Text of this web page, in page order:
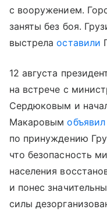
с вооружением.
заняты без боя.
выстрелаоставили
12 августа
на встрече с
Сердюковым и
Макаровымобъявил
по принуждению
что безопасность
населения
и понес
силы